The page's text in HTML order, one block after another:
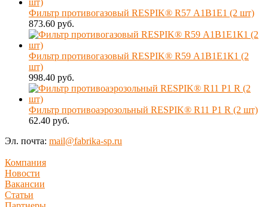
Фильтр противогазовый RESPIK® R57 А1В1Е1 (2 шт)
873.60 руб.
Фильтр противогазовый RESPIK® R59 А1В1Е1К1 (2
шт)
998.40 руб.
Фильтр противоаэрозольный RESPIK® R11 P1 R (2 шт)
62.40 руб.
Эл. почта: mail@fabrika-sp.ru
Компания
Новости
Вакансии
Статьи